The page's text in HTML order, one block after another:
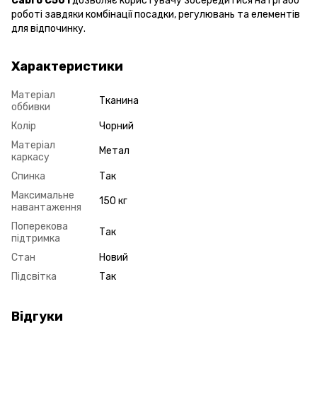
роботі завдяки комбінації посадки, регулювань та елементів
для відпочинку.
Характеристики
Матеріал
оббивки
Тканина
Колір
Чорний
Матеріал
каркасу
Метал
Спинка
Так
Максимальне
навантаження
150 кг
Поперекова
підтримка
Так
Стан
Новий
Підсвітка
Так
Відгуки